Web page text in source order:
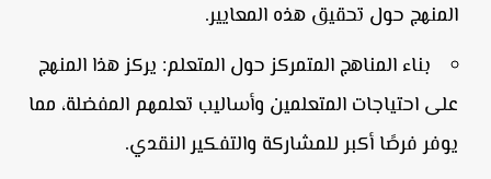
المنهج حول تحقيق هذه المعايير.
بناء المناهج المتمركز حول المتعلم:يركز هذا المنهج
على احتياجات المتعلمين وأساليب تعلمهم المفضلة، مما
يوفر فرصًا أكبر للمشاركة والتفكير النقدي.